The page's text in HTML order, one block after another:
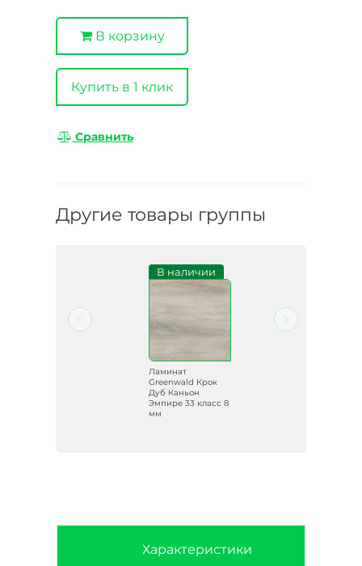
В корзину
Купить в 1 клик
Сравнить
Другие товары группы
В наличии
Ламинат
Greenwald Крок
Дуб Каньон
Эмпире 33 класс 8
мм
Характеристики